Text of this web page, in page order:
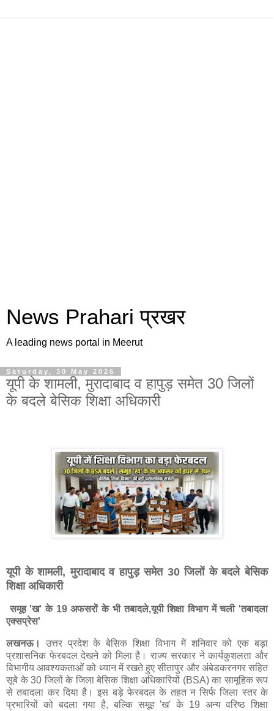
News Prahari प्रखर
A leading news portal in Meerut
Saturday, 30 May 2026
यूपी के शामली, मुरादाबाद व हापुड़ समेत 30 जिलों
के बदले बेसिक शिक्षा अधिकारी
यूपी के शामली, मुरादाबाद व हापुड़ समेत 30 जिलों के बदले बेसिक
शिक्षा अधिकारी
समूह 'ख' के 19 अफसरों के भी तबादले,यूपी शिक्षा विभाग में चली 'तबादला
एक्सप्रेस'
लखनऊ। उत्तर प्रदेश के बेसिक शिक्षा विभाग में शनिवार को एक बड़ा
प्रशासनिक फेरबदल देखने को मिला है। राज्य सरकार ने कार्यकुशलता और
विभागीय आवश्यकताओं को ध्यान में रखते हुए सीतापुर और अंबेडकरनगर सहित
सूबे के 30 जिलों के जिला बेसिक शिक्षा अधिकारियों (BSA) का सामूहिक रूप
से तबादला कर दिया है। इस बड़े फेरबदल के तहत न सिर्फ जिला स्तर के
प्रभारियों को बदला गया है, बल्कि समूह 'ख' के 19 अन्य वरिष्ठ शिक्षा